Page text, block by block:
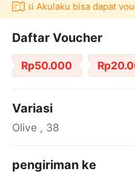
Akulaku bisa dapat
Daftar Voucher
Rp50.000
Variasi
Olive , 38
pengiriman ke